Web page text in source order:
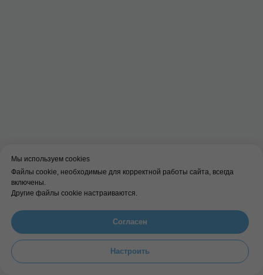
Опыт: 12 лет
Детский психолог, нейропсихолог
Мы используем cookies
Файлы cookie, необходимые для корректной работы сайта, всегда
включены.
Другие файлы cookie настраиваются.
Согласен
Настроить